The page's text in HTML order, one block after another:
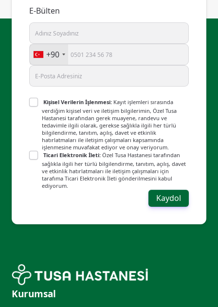
E-Bülten
+90
Kişisel Verilerin İşlenmesi: Kayıt işlemleri sırasında
verdiğim kişisel veri ve iletişim bilgilerimin, Özel Tusa
Hastanesi tarafından gerek muayene, randevu ve
tedavimle ilgili olarak, gerekse sağlıkla ilgili her türlü
bilgilendirme, tanıtım, açılış, davet ve etkinlik
hatırlatmaları ile iletişim çalışmaları kapsamında
işlenmesine muvafakat ediyor ve onay veriyorum.
Ticari Elektronik İleti: Özel Tusa Hastanesi tarafından
sağlıkla ilgili her türlü bilgilendirme, tanıtım, açılış, davet
ve etkinlik hatırlatmaları ile iletişim çalışmaları için
tarafıma Ticari Elektronik İleti gönderilmesini kabul
ediyorum.
Kaydol
Kurumsal